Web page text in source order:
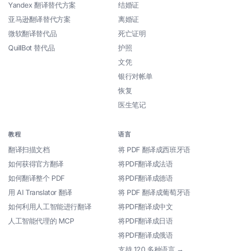
Yandex 翻译替代方案
亚马逊翻译替代方案
微软翻译替代品
QuillBot 替代品
结婚证
离婚证
死亡证明
护照
文凭
银行对帐单
恢复
医生笔记
教程
翻译扫描文档
如何获得官方翻译
如何翻译整个 PDF
用 AI Translator 翻译
如何利用人工智能进行翻译
人工智能代理的 MCP
语言
将 PDF 翻译成西班牙语
将PDF翻译成法语
将PDF翻译成德语
将 PDF 翻译成葡萄牙语
将PDF翻译成中文
将PDF翻译成日语
将PDF翻译成俄语
支持 120 多种语言 →